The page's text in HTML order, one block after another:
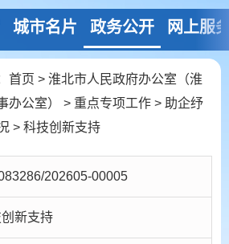
城市名片 政务公开 网上服
首页 > 淮北市人民政府办公室（淮
办公室）
> 重点专项工作 > 助企纾
> 科技创新支持
202605-00005
新支持